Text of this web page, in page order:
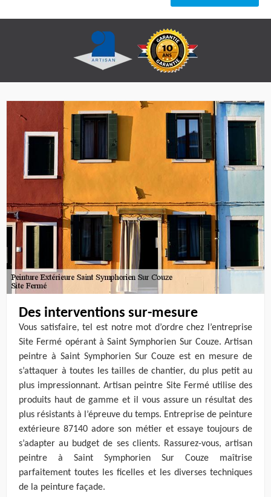
Des interventions sur-mesure
Vous satisfaire, tel est notre mot d’ordre chez l’entreprise
Site Fermé opérant à Saint Symphorien Sur Couze. Artisan
peintre à Saint Symphorien Sur Couze est en mesure de
s’attaquer à toutes les tailles de chantier, du plus petit au
plus impressionnant. Artisan peintre Site Fermé utilise des
produits haut de gamme et il vous assure un résultat des
plus résistants à l’épreuve du temps. Entreprise de peinture
extérieure 87140 adore son métier et essaye toujours de
s’adapter au budget de ses clients. Rassurez-vous, artisan
peintre à Saint Symphorien Sur Couze maîtrise
parfaitement toutes les ficelles et les diverses techniques
de la peinture façade.